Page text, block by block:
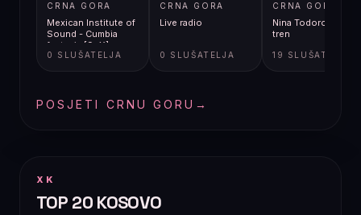
CRNA GORA
Mexican Institute of
Sound - Cumbia
fantasia [9cX]
0 SLUŠATELJA
CRNA GORA
Live radio
0 SLUŠATELJA
CRNA GORA
Nina Todorovic -
tren
19 SLUŠATELJA
POSJETI CRNU GORU →
XK
TOP 20 KOSOVO